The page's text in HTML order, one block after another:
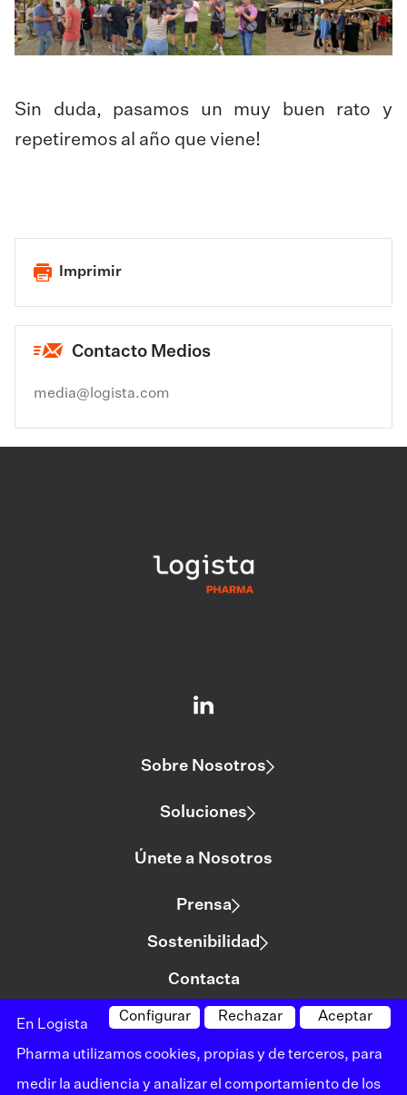
Sin duda, pasamos un muy buen rato y
repetiremos al año que viene!
Imprimir
Contacto Medios
media@logista.com
Sobre Nosotros
Soluciones
Únete a Nosotros
Prensa
Sostenibilidad
Contacta
©logista Todos los derechos reservados
Aviso legal
Aceptar
Rechazar
Configurar
En Logista
Pharma utilizamos cookies, propias y de terceros, para
medir la audiencia y analizar el comportamiento de los